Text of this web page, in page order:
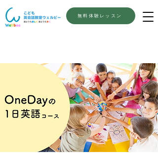
無料体験レッスン